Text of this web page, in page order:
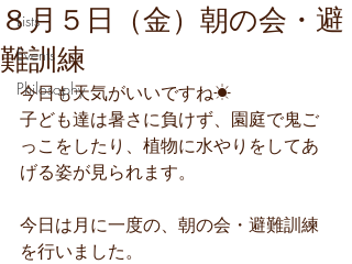
Lists
Events
Philosophy
８月５日（金）朝の会・避
難訓練
今日も天気がいいですね☀
子ども達は暑さに負けず、園庭で鬼ご
っこをしたり、植物に水やりをしてあ
げる姿が見られます。
今日は月に一度の、朝の会・避難訓練
を行いました。